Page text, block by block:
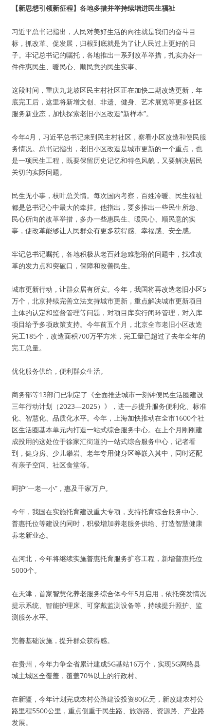
【新思想引领新征程】各地多措并举持续增进民生福祉
习近平总书记指出，人民对美好生活的向往就是我们的奋斗目
标，抓改革、促发展，归根到底就是为了让人民过上更好的日
子。牢记总书记的嘱托，各地推出一系列改革举措，扎实办好一
件件惠民生、暖民心、顺民意的民生实事。
这段时间，重庆九龙坡区民主村社区正在加快二期改造更新，年
底完工后，这里将新增文创、非遗、健身、艺术展览等更多社区
服务新业态，加快探索老旧小区改造“新样本”。
今年4月，习近平总书记来到民主村社区，察看小区改造和便民服
务情况。总书记指出，老旧小区改造是城市更新的一个重点，也
是一项民生工程，既要保留历史记忆和特色风貌，又要解决居民
关切的实际问题。
民生无小事，枝叶总关情。每次国内考察，百姓冷暖、民生福祉
都是总书记心中最大的牵挂。他指出，要多推出一些民生所急、
民心所向的改革举措，多办一些惠民生、暖民心、顺民意的实
事，使改革能够让人民群众有更多获得感、幸福感、安全感。
牢记总书记嘱托，各地积极从老百姓急难愁盼的问题中，找准改
革的发力点和突破口，保障和改善民生。
城市更新行动，让群众居有所安。今年，我国将再改造老旧小区5
万个，北京持续完善立法支持城市更新，重点解决城市更新项目
主体的认定和监督管理等问题，对项目库实行闭环管理，对入库
项目给予多项政策支持。今年前五个月，北京全市老旧小区改造
完工185个，改造面积700万平方米，完工量已超过了去年全年的
完工总量。
优化服务供给，便利群众生活。
商务部等13部门已制定了《全面推进城市一刻钟便民生活圈建设
三年行动计划（2023—2025）》，进一步提升服务便利化、标准
化、智慧化、品质化水平。今年，上海加快推动在全市1600个社
区生活圈基本单元内打造一站式综合服务中心。在上个月刚刚建
成投用的这处位于徐家汇街道的一站式综合服务中心，记者看
到，健身房、少儿攀岩、老年专用健身区等嵌入其中，同时还配
有亲子空间、社区食堂等。
呵护“一老一小”，惠及千家万户。
今年，我国在实施托育建设重大专项，支持托育综合服务中心、
普惠托位等建设的同时，积极增加养老服务供给、打造智慧健康
养老新业态。
在河北，今年将继续实施普惠托育服务扩容工程，新增普惠托位
5000个。
在天津，首家智慧化养老服务综合体今年5月启用，依托突发情况
提示系统、智能护理床、可穿戴监测设备等，持续提升照护、监
测服务水平。
完善基础设施，提升群众获得感。
在贵州，今年力争全省累计建成5G基站16万个，实现5G网络县
城主城区全覆盖，覆盖70%以上的行政村。
在新疆，今年计划完成农村公路建设投资80亿元，新改建农村公
路里程5500公里，重点侧重于民生路、旅游路、资源路、产业路
发展。